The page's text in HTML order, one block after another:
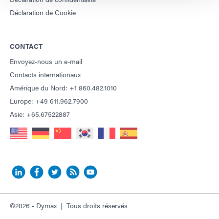
Déclaration de Cookie
CONTACT
Envoyez-nous un e-mail
Contacts internationaux
Amérique du Nord: +1 860.482.1010
Europe: +49 611.962.7900
Asie: +65.67522887
©2026 - Dymax | Tous droits réservés